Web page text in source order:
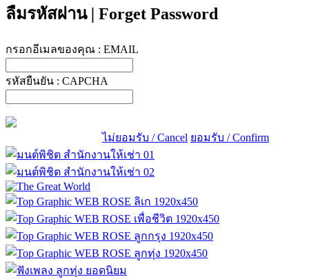
ลืมรหัสผ่าน | Forget Password
กรอกอีเมลของคุณ : EMAIL
รหัสยืนยัน : CAPCHA
ไม่ยอมรับ / Cancel ยอมรับ / Confirm